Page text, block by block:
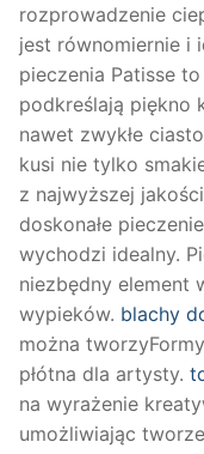
rozprowadzenie
jest równomiernie i
pieczenia Patisse
podkreślają piękno
nawet zwykłe
kusi nie tylko
z najwyższej
doskonałe
wychodzi idealny.
niezbędny element
wypieków. blachy
można
płótna dla artysty.
na wyrażenie
umożliwiając